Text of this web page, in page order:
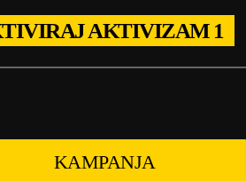
AKTIVIZAM 1
KAMPANJA